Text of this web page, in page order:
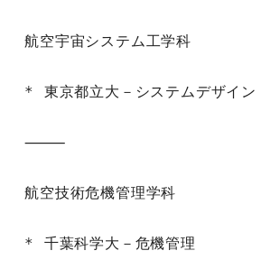
航空宇宙システム工学科
* 東京都立大－システムデザイン
⸻
航空技術危機管理学科
* 千葉科学大－危機管理